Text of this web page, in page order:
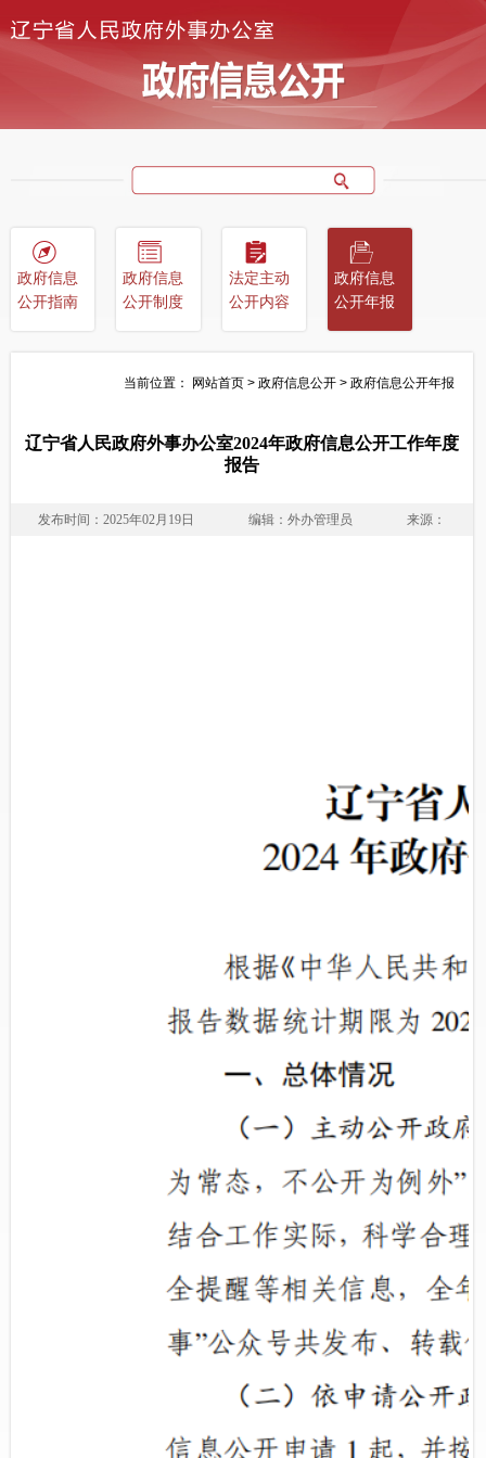
政府信息
公开指南
政府信息
公开制度
法定主动
公开内容
政府信息
公开年报
当前位置： 网站首页> 政府信息公开> 政府信息公开年报
辽宁省人民政府外事办公室2024年政府信息公开工作年度
报告
发布时间：2025年02月19日 编辑：外办管理员 来源：